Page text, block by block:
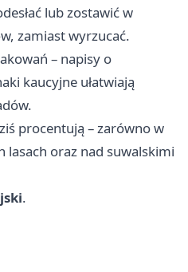
lub zostawić w
zamiast wyrzucać.
– napisy o
kaucyjne ułatwiają
procentują – zarówno w
lasach oraz nad suwalskimi
.